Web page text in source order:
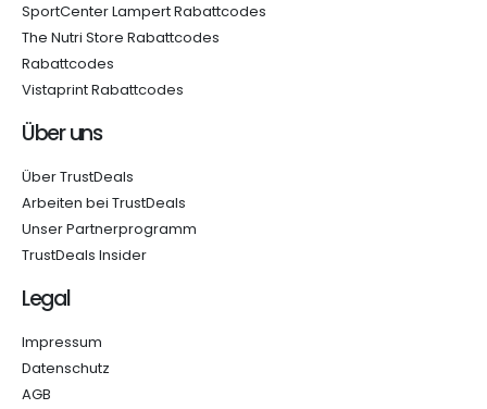
SportCenter Lampert Rabattcodes
The Nutri Store Rabattcodes
Rabattcodes
Vistaprint Rabattcodes
Über uns
Über TrustDeals
Arbeiten bei TrustDeals
Unser Partnerprogramm
TrustDeals Insider
Legal
Impressum
Datenschutz
AGB